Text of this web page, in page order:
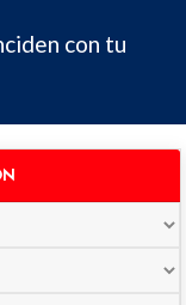
con tu